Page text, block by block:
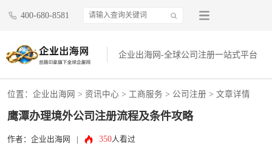
400-680-8581
企业出海网-全球公司注册一站式平台
位置： 企业出海网 > 资讯中心 > 工商服务 > 公司注册 > 文章详情
鹰潭办理境外公司注册流程及条件攻略
作者：企业出海网 350人看过